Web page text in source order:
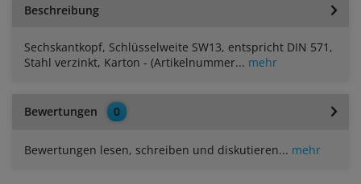
Beschreibung
Sechskantkopf, Schlüsselweite SW13, entspricht DIN 571,
Stahl verzinkt, Karton - (Artikelnummer... mehr
Bewertungen 0
Bewertungen lesen, schreiben und diskutieren... mehr